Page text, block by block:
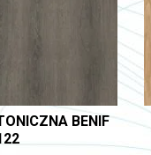
BENIF